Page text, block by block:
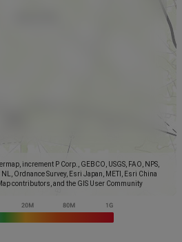
increment P Corp., GEBCO, USGS, FAO, NPS,
Ordnance Survey, Esri Japan, METI, Esri China
contributors, and the GIS User Community